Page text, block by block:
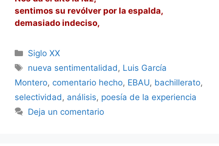
sentimos su revólver por la espalda,
demasiado indeciso,
Categorías
Siglo XX
Etiquetas
nueva sentimentalidad , Luis García
Montero, comentario hecho, EBAU, bachillerato,
selectividad , análisis, poesía de la experiencia
Deja un comentario